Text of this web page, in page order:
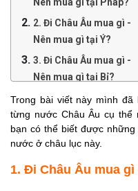
2. Đi Châu Âu mua gì -
Nên mua gì tại Ý?
3. Đi Châu Âu mua gì -
Nên mua gì tại Bỉ?
4. Đi Châu Âu mua gì -
Nên mua gì tại Đức?
5. Đi Châu Âu mua gì -
Nên mua gì tại Anh?
6. Đi Châu Âu mua gì -
Trong bài viết này mình
từng nước Châu Âu cụ thể
bạn có thể biết được
nước ở châu lục này.
1. Đi Châu Âu mua